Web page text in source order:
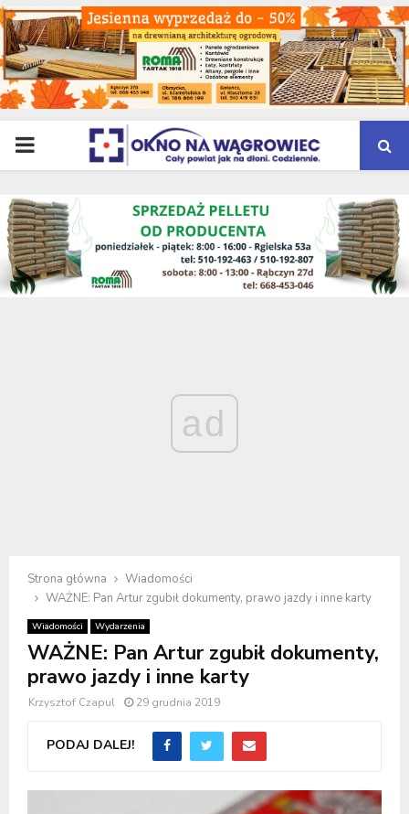
PRIMARY
MENU
ad
Strona główna
Wiadomości
WAŻNE: Pan Artur zgubił dokumenty, prawo jazdy i inne karty
Wiadomości Wydarzenia
WAŻNE: Pan Artur zgubił dokumenty,
prawo jazdy i inne karty
Krzysztof Czapul 29 grudnia 2019
PODAJ DALEJ!